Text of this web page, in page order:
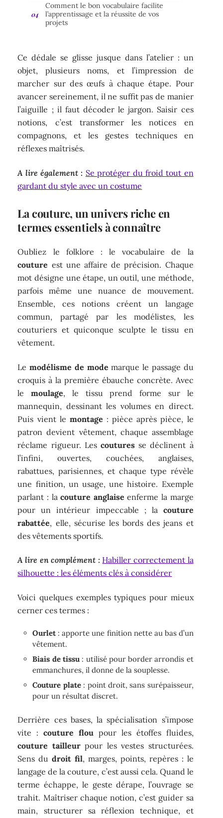
Comment le bon vocabulaire facilite
l’apprentissage et la réussite de vos
projets
Ce dédale se glisse jusque dans l’atelier : un
objet, plusieurs noms, et l’impression de
marcher sur des œufs à chaque étape. Pour
avancer sereinement, il ne suffit pas de manier
l’aiguille ; il faut décoder le jargon. Saisir ces
notions, c’est transformer les notices en
compagnons, et les gestes techniques en
réflexes maîtrisés.
A lire également : Se protéger du froid tout en
gardant du style avec un costume
La couture, un univers riche en
termes essentiels à connaître
Oubliez le folklore : le vocabulaire de la
couture est une affaire de précision. Chaque
mot désigne une étape, un outil, une méthode,
parfois même une nuance de mouvement.
Ensemble, ces notions créent un langage
commun, partagé par les modélistes, les
couturiers et quiconque sculpte le tissu en
vêtement.
Lemodélisme de mode marque le passage du
croquis à la première ébauche concrète. Avec
lemoulage, le tissu prend forme sur le
mannequin, dessinant les volumes en direct.
Puis vient le montage : pièce après pièce, le
patron devient vêtement, chaque assemblage
réclame rigueur. Les coutures se déclinent à
l’infini, ouvertes, couchées, anglaises,
rabattues, parisiennes, et chaque type révèle
une finition, un usage, une histoire. Exemple
parlant : lacouture anglaise enferme la marge
pour un intérieur impeccable ; la couture
rabattée, elle, sécurise les bords des jeans et
des vêtements sportifs.
A lire en complément : Habiller correctement la
silhouette : les éléments clés à considérer
Voici quelques exemples typiques pour mieux
cerner ces termes :
Ourlet: apporte une finition nette au bas d’un
vêtement.
Biais de tissu: utilisé pour border arrondis et
emmanchures, il donne de la souplesse.
Couture plate: point droit, sans surépaisseur,
pour un résultat discret.
Derrière ces bases, la spécialisation s’impose
vite :couture flou pour les étoffes fluides,
couture tailleurpour les vestes structurées.
Sens dudroit fil, marges, points, repères : le
langage de la couture, c’est aussi cela. Quand le
terme échappe, le geste dérape, l’ouvrage se
trahit. Maîtriser chaque notion, c’est guider sa
main, structurer sa réflexion technique, et